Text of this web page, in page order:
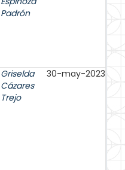
Padrón
Griselda
Cázares
Trejo
30-may-2023